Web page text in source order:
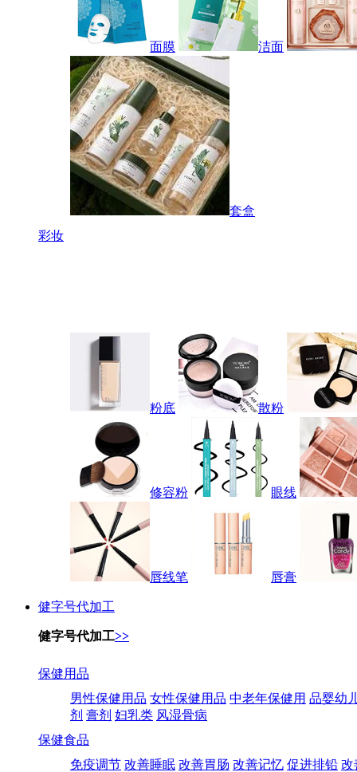
面膜 洁面
套盒
彩妆
粉底 散粉
修容粉 眼线
唇线笔 唇膏
健字号代加工
健字号代加工>>
保健用品
男性保健用品 女性保健用品 中老年保健用 品婴幼
剂 膏剂 妇乳类 风湿骨病
保健食品
免疫调节 改善睡眠 改善胃肠 改善记忆 促进排铅 改